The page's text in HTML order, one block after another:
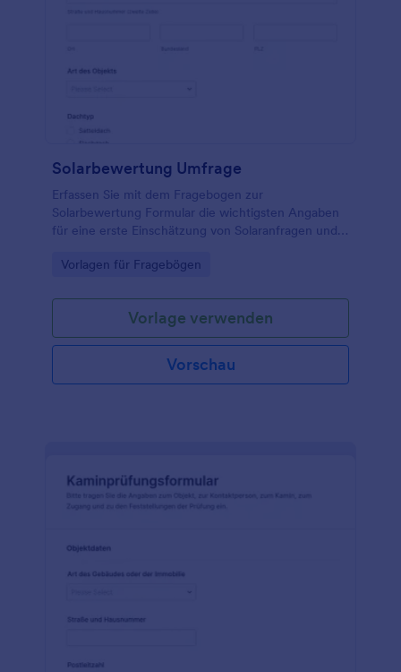
Solarbewertung Umfrage
Erfassen Sie mit dem Fragebogen zur
Solarbewertung Formular die wichtigsten Angaben
für eine erste Einschätzung von Solaranfragen und
Datenerfassung für Privathaushalte und Betriebe mit
Go to Category:
Vorlagen für Fragebögen
Vorlage verwenden
Vorschau